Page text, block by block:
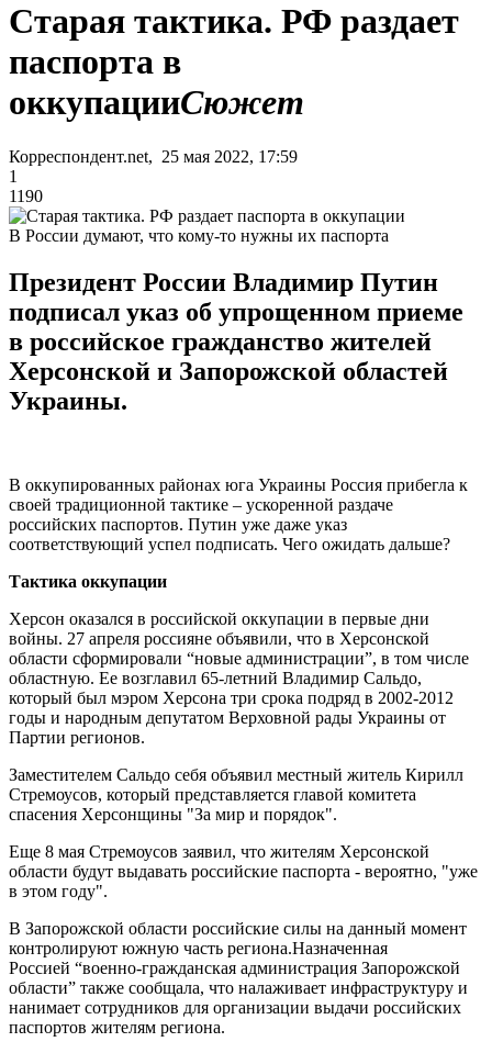
Старая тактика. РФ раздает
паспорта в
оккупацииСюжет
Корреспондент.net, 25 мая 2022, 17:59
1
1190
В России думают, что кому-то нужны их паспорта
Президент России Владимир Путин
подписал указ об упрощенном приеме
в российское гражданство жителей
Херсонской и Запорожской областей
Украины.
В оккупированных районах юга Украины Россия прибегла к
своей традиционной тактике – ускоренной раздаче
российских паспортов. Путин уже даже указ
соответствующий успел подписать. Чего ожидать дальше?
Тактика оккупации
Херсон оказался в российской оккупации в первые дни
войны. 27 апреля россияне объявили, что в Херсонской
области сформировали “новые администрации”, в том числе
областную. Ее возглавил 65-летний Владимир Сальдо,
который был мэром Херсона три срока подряд в 2002-2012
годы и народным депутатом Верховной рады Украины от
Партии регионов.
Заместителем Сальдо себя объявил местный житель Кирилл
Стремоусов, который представляется главой комитета
спасения Херсонщины "За мир и порядок".
Еще 8 мая Стремоусов заявил, что жителям Херсонской
области будут выдавать российские паспорта - вероятно, "уже
в этом году".
В Запорожской области российские силы на данный момент
контролируют южную часть региона.Назначенная
Россией “военно-гражданская администрация Запорожской
области” также сообщала, что налаживает инфраструктуру и
нанимает сотрудников для организации выдачи российских
паспортов жителям региона.